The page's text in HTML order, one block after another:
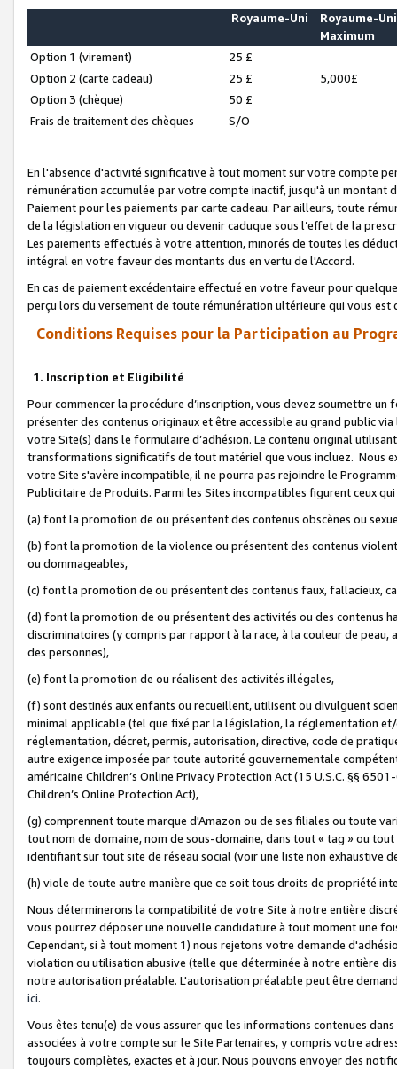
Royaume-Uni
Royaume-Uni
Maximum
Option 1 (virement)
25 £
Option 2 (carte cadeau)
25 £
5,000£
Option 3 (chèque)
50 £
Frais de traitement des chèques
S/O
En l'absence d'activité significative à tout moment sur votre compte
rémunération accumulée par votre compte inactif, jusqu'à un montant
Paiement pour les paiements par carte cadeau. Par ailleurs, toute
de la législation en vigueur ou devenir caduque sous l’effet de la
Les paiements effectués à votre attention, minorés de toutes les
intégral en votre faveur des montants dus en vertu de l'Accord.
En cas de paiement excédentaire effectué en votre faveur pour
perçu lors du versement de toute rémunération ultérieure qui vous est
Conditions Requises pour la Participation au
1. Inscription et Eligibilité
Pour commencer la procédure d’inscription, vous devez soumettre
présenter des contenus originaux et être accessible au grand public
votre Site(s) dans le formulaire d’adhésion. Le contenu original
transformations significatifs de tout matériel que vous incluez. Nous
votre Site s'avère incompatible, il ne pourra pas rejoindre le
Publicitaire de Produits. Parmi les Sites incompatibles figurent ceux
(a) font la promotion de ou présentent des contenus obscènes ou
(b) font la promotion de la violence ou présentent des contenus
ou dommageables,
(c) font la promotion de ou présentent des contenus faux, fallacieux,
(d) font la promotion de ou présentent des activités ou des contenus
discriminatoires (y compris par rapport à la race, à la couleur de
des personnes),
(e) font la promotion de ou réalisent des activités illégales,
(f) sont destinés aux enfants ou recueillent, utilisent ou divulguent
minimal applicable (tel que fixé par la législation, la réglementation
réglementation, décret, permis, autorisation, directive, code de
autre exigence imposée par toute autorité gouvernementale
américaine Children’s Online Privacy Protection Act (15 U.S.C. §§
Children’s Online Protection Act),
(g) comprennent toute marque d'Amazon ou de ses filiales ou toute
tout nom de domaine, nom de sous-domaine, dans tout « tag » ou
identifiant sur tout site de réseau social (voir une liste non exhaustive
(h) viole de toute autre manière que ce soit tous droits de propriété
Nous déterminerons la compatibilité de votre Site à notre entière
vous pourrez déposer une nouvelle candidature à tout moment une
Cependant, si à tout moment 1) nous rejetons votre demande
violation ou utilisation abusive (telle que déterminée à notre entière
notre autorisation préalable. L'autorisation préalable peut être
ici.
Vous êtes tenu(e) de vous assurer que les informations contenues
associées à votre compte sur le Site Partenaires, y compris votre
toujours complètes, exactes et à jour. Nous pouvons envoyer des